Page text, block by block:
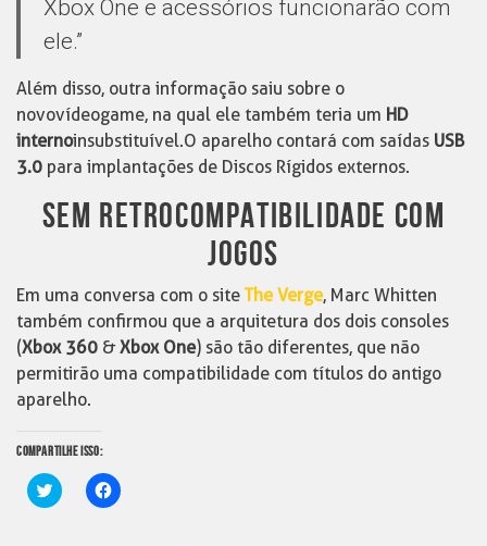
Xbox One e acessórios funcionarão com
ele.”
Além disso, outra informação saiu sobre o
novo vídeo game, na qual ele também teria um HD
internoinsubstituível. O aparelho contará com saídas USB
3.0 para implantações de Discos Rígidos externos.
SEM RETROCOMPATIBILIDADE COM
JOGOS
Em uma conversa com o site The Verge, Marc Whitten
também confirmou que a arquitetura dos dois consoles
(Xbox 360 &Xbox One) são tão diferentes, que não
permitirão uma compatibilidade com títulos do antigo
aparelho.
COMPARTILHE ISSO:
Clique
para
Clique
para